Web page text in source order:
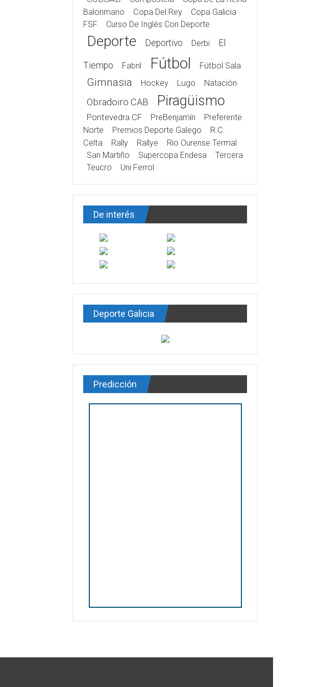
Balonmano
Copa Del Rey
Copa Galicia
FSF
Curso De Inglés Con Deporte
Deporte Deportivo Derbi El
Tiempo Fabril Fútbol Fútbol Sala
Gimnasia Hockey Lugo Natación
Obradoiro CAB Piragüismo
Pontevedra CF PreBenjamín
Preferente
Norte
Premios Deporte Galego
R.C.
Celta
Rally Rallye
Río Ourense Termal
San Martiño
Supercopa Endesa
Tercera
Teucro
Uni Ferrol
De interés
Deporte Galicia
Predicción